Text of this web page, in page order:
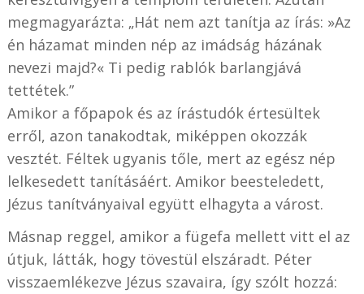
megmagyarázta: „Hát nem azt tanítja az írás: »Az
én házamat minden nép az imádság házának
nevezi majd?« Ti pedig rablók barlangjává
tettétek.”
Amikor a főpapok és az írástudók értesültek
erről, azon tanakodtak, miképpen okozzák
vesztét. Féltek ugyanis tőle, mert az egész nép
lelkesedett tanításáért. Amikor beesteledett,
Jézus tanítványaival együtt elhagyta a várost.
Másnap reggel, amikor a fügefa mellett vitt el az
útjuk, látták, hogy tövestül elszáradt. Péter
visszaemlékezve Jézus szavaira, így szólt hozzá: